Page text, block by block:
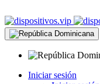
Iniciar sesión